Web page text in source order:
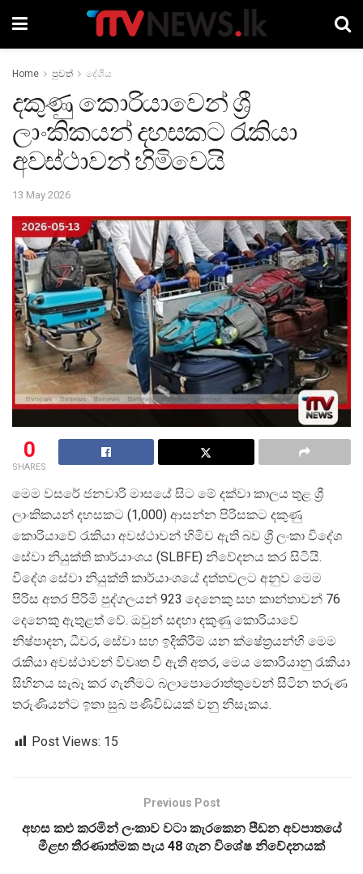
Home පුවත් දේශීය
දකුණු කොරියාවෙන් ශ්‍රී
ලාංකිකයන් දහසකට රැකියා
අවස්ථාවන් හිමිවෙයි
13 May 2026
0
SHARES
මෙම වසරේ ජනවාරි මාසයේ සිට මේ දක්වා කාලය තුළ ශ්
ලාංකිකයන් දහසකට (1,000) ආසන්න පිරිසකට දකුණු
කොරියාවේ රැකියා අවස්ථාවන් හිමිව ඇති බව ශ් රී ලංකා විදේශ
සේවා නියුක්ති කාර්යාංශය (SLBFE) නිවේදනය කර සිටියි.
විදේශ සේවා නියුක්ති කාර්යාංශයේ දත්තවලට අනුව මෙම
පිරිස අතර පිරිමි පුද්ගලයන් 923 දෙනෙකු සහ කාන්තාවන් 76
දෙනෙකු ඇතුළත් වේ. ඔවුන් සඳහා දකුණු කොරියාවේ
නිෂ්පාදන, ධීවර, සේවා සහ ඉදිකිරීම් යන ක්ෂේත්රයන්හි මෙම
රැකියා අවස්ථාවන් විවෘත වී ඇති අතර, මෙය කොරියානු රැකියා
සිහිනය සැබෑ කර ගැනීමට බලාපොරොත්තුවෙන් සිටින තරුණ
තරුණියන්ට ඉතා සුබ පණිවිඩයක් වනු නිසැකය.
Post Views: 15
Previous Post
අහස කළු කරමින් ලංකාව වටා කැරකෙන පීඩන අවපාතයේ
මීළඟ තීරණාත්මක පැය 48 ගැන විශේෂ නිවේදනයක්